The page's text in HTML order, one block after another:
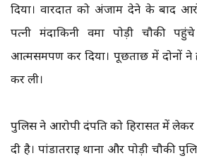
दिया। वारदात को अंजाम देने के बाद
पत्नी मंदाकिनी वर्मा पोड़ी चौकी
आत्मसमर्पण कर दिया। पूछताछ में दोनों ने
कर ली।
पुलिस ने आरोपी दंपति को हिरासत में
दी है। पांडातराई थाना और पोड़ी चौकी